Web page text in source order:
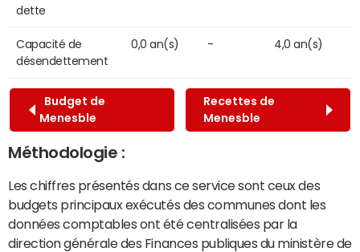
dette
Capacité de
désendettement
0,0 an(s) - 4,0 an(s)
Budget de
Menesble
Recettes de
Menesble
Méthodologie :
Les chiffres présentés dans ce service sont ceux des
budgets principaux exécutés des communes dont les
données comptables ont été centralisées par la
direction générale des Finances publiques du ministère de